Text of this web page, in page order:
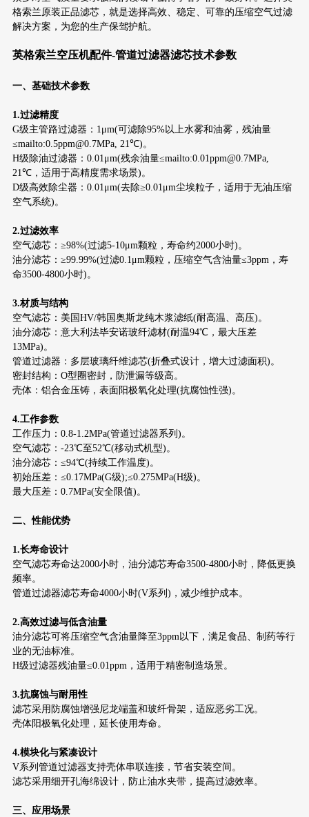
格索兰原装正品滤芯，就是选择高效、稳定、可靠的压缩空气过滤
解决方案，为您的生产保驾护航。
英格索兰空压机配件-管道过滤器滤芯技术参数
一、基础技术参数
1.过滤精度
G级主管路过滤器：1μm(可滤除95%以上水雾和油雾，残油量
≤mailto:0.5ppm@0.7MPa, 21℃)。
H级除油过滤器：0.01μm(残余油量≤mailto:0.01ppm@0.7MPa,
21℃，适用于高精度需求场景)。
D级高效除尘器：0.01μm(去除≥0.01μm尘埃粒子，适用于无油压缩
空气系统)。
2.过滤效率
空气滤芯：≥98%(过滤5-10μm颗粒，寿命约2000小时)。
油分滤芯：≥99.99%(过滤0.1μm颗粒，压缩空气含油量≤3ppm，寿
命3500-4800小时)。
3.材质与结构
空气滤芯：美国HV/韩国奥斯龙纯木浆滤纸(耐高温、高压)。
油分滤芯：意大利法毕安诺玻纤滤材(耐温94℃，最大压差
13MPa)。
管道过滤器：多层玻璃纤维滤芯(折叠式设计，增大过滤面积)。
密封结构：O型圈密封，防泄漏等级高。
壳体：铝合金压铸，表面阳极氧化处理(抗腐蚀性强)。
4.工作参数
工作压力：0.8-1.2MPa(管道过滤器系列)。
空气滤芯：-23℃至52℃(移动式机型)。
油分滤芯：≤94℃(持续工作温度)。
初始压差：≤0.17MPa(G级);≤0.275MPa(H级)。
最大压差：0.7MPa(安全限值)。
二、性能优势
1.长寿命设计
空气滤芯寿命达2000小时，油分滤芯寿命3500-4800小时，降低更换
频率。
管道过滤器滤芯寿命4000小时(V系列)，减少维护成本。
2.高效过滤与低含油量
油分滤芯可将压缩空气含油量降至3ppm以下，满足食品、制药等行
业的无油标准。
H级过滤器残油量≤0.01ppm，适用于精密制造场景。
3.抗腐蚀与耐用性
滤芯采用防腐蚀增强尼龙端盖和玻纤骨架，适应恶劣工况。
壳体阳极氧化处理，延长使用寿命。
4.模块化与紧凑设计
V系列管道过滤器支持壳体串联连接，节省安装空间。
滤芯采用细开孔海绵设计，防止油水夹带，提高过滤效率。
三、应用场景